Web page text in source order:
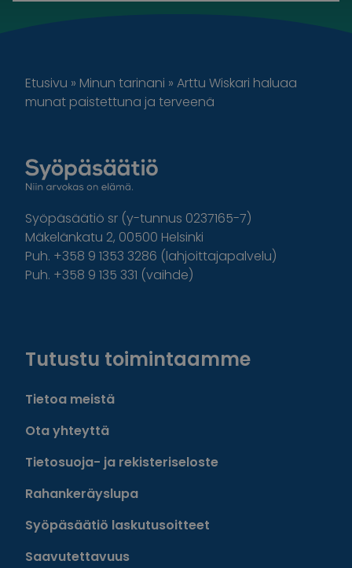
Etusivu » Minun tarinani » Arttu Wiskari haluaa
munat paistettuna ja terveenä
Syöpäsäätiö sr (y-tunnus 0237165-7)
Mäkelänkatu 2, 00500 Helsinki
Puh. +358 9 1353 3286 (lahjoittajapalvelu)
Puh. +358 9 135 331 (vaihde)
Tutustu toimintaamme
Tietoa meistä
Ota yhteyttä
Tietosuoja- ja rekisteriseloste
Rahankeräyslupa
Syöpäsäätiö laskutusoitteet
Saavutettavuus